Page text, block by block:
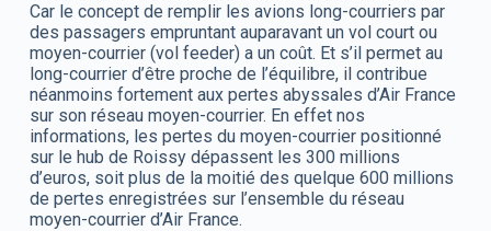
Car le concept de remplir les avions long-courriers par
des passagers empruntant auparavant un vol court ou
moyen-courrier (vol feeder) a un coût. Et s’il permet au
long-courrier d’être proche de l’équilibre, il contribue
néanmoins fortement aux pertes abyssales d’Air France
sur son réseau moyen-courrier. En effet nos
informations, les pertes du moyen-courrier positionné
sur le hub de Roissy dépassent les 300 millions
d’euros, soit plus de la moitié des quelque 600 millions
de pertes enregistrées sur l’ensemble du réseau
moyen-courrier d’Air France.